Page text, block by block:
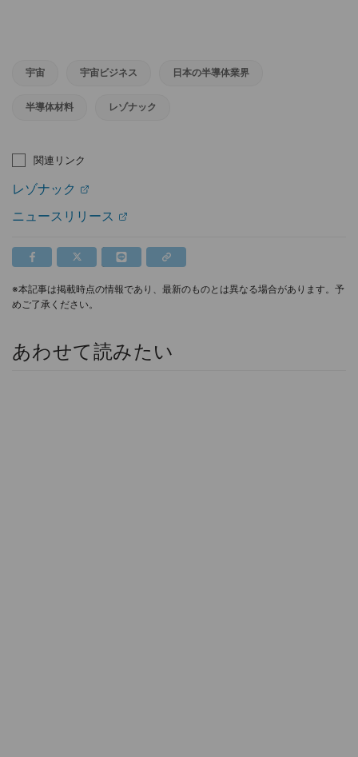
宇宙 宇宙ビジネス 日本の半導体業界
半導体材料 レゾナック
関連リンク
レゾナック
ニュースリリース
※本記事は掲載時点の情報であり、最新のものとは異なる場合があります。予
めご了承ください。
あわせて読みたい